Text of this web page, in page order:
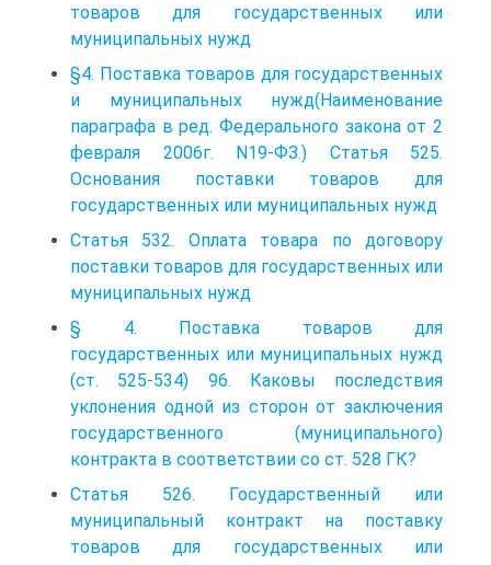
товаров для государственных или
муниципальных нужд
§4. Поставка товаров для государственных
и муниципальных нужд(Наименование
параграфа в ред. Федерального закона от 2
февраля 2006г. N19-ФЗ.) Статья 525.
Основания поставки товаров для
государственных или муниципальных нужд
Статья 532. Оплата товара по договору
поставки товаров для государственных или
муниципальных нужд
§ 4. Поставка товаров для
государственных или муниципальных нужд
(ст. 525-534) 96. Каковы последствия
уклонения одной из сторон от заключения
государственного (муниципального)
контракта в соответствии со ст. 528 ГК?
Статья 526. Государственный или
муниципальный контракт на поставку
товаров для государственных или